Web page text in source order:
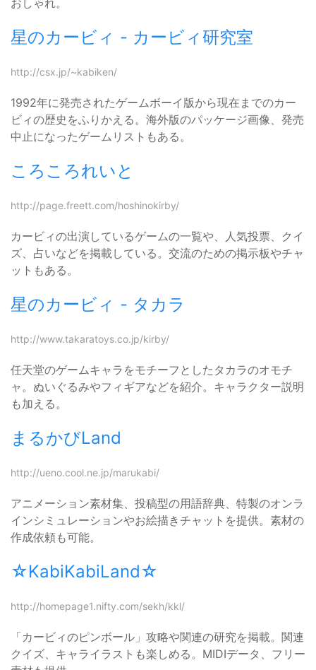
おしゃれ。
星のカービィ - カービィ研究室
http://csx.jp/~kabiken/
1992年に発売されたゲームボーイ版から現在までのカー
ビィの歴史をふりかえる。海外版のパッケージ画像、発売
中止になったゲームリストもある。
ころころれいと
http://page.freett.com/hoshinokirby/
カービィの出演しているゲームの一覧や、人気投票、クイ
ズ、占いなどを掲載している。交流のための掲示板やチャ
ットもある。
星のカービィ - タカラ
http://www.takaratoys.co.jp/kirby/
任天堂のゲームキャラをモチーフとしたタカラのオモチ
ャ。ぬいぐるみやフィギアなどを紹介。キャラクター説明
も加える。
まるかびLand
http://ueno.cool.ne.jp/marukabi/
アニメーション素材集、投稿型の用語辞典、特製のオンラ
インシミュレーションやお絵描きチャットを提供。素材の
作成依頼も可能。
☆KabiKabiLand☆
http://homepage1.nifty.com/sekh/kkl/
「カービィのピンボール」攻略や関連の研究を掲載。関連
クイズ、キャライラストも楽しめる。MIDIデータ、フリー